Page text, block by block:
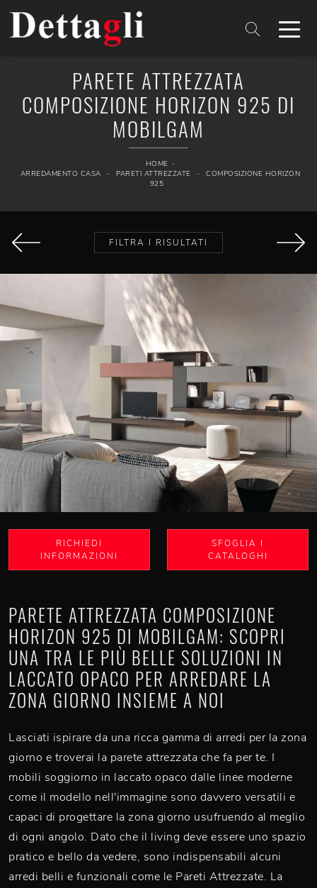
PARETE ATTREZZATA
COMPOSIZIONE HORIZON 925 DI
MOBILGAM
HOME -
ARREDAMENTO CASA
- PARETI ATTREZZATE -
COMPOSIZIONE HORIZON
925
FILTRA I RISULTATI
RICHIEDI
INFORMAZIONI
SFOGLIA I
CATALOGHI
PARETE ATTREZZATA COMPOSIZIONE
HORIZON 925 DI MOBILGAM: SCOPRI
UNA TRA LE PIÙ BELLE SOLUZIONI IN
LACCATO OPACO PER ARREDARE LA
ZONA GIORNO INSIEME A NOI
Lasciati ispirare da una ricca gamma di arredi per la zona
giorno e troverai la parete attrezzata che fa per te. I
mobili soggiorno in laccato opaco dalle linee moderne
come il modello nell'immagine sono davvero versatili e
capaci di progettare la zona giorno usufruendo al meglio
di ogni angolo. Dato che il living deve essere uno spazio
pratico e bello da vedere, sono indispensabili alcuni
arredi belli e funzionali come le Pareti Attrezzate. La